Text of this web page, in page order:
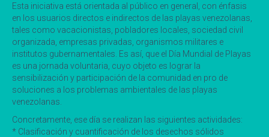
Esta iniciativa está orientada al público en general, con énfasis
en los usuarios directos e indirectos de las playas venezolanas,
tales como vacacionistas, pobladores locales, sociedad civil
organizada, empresas privadas, organismos militares e
institutos gubernamentales. Es así, que el Día Mundial de Playas
es una jornada voluntaria, cuyo objeto es lograr la
sensibilización y participación de la comunidad en pro de
soluciones a los problemas ambientales de las playas
venezolanas.
Concretamente, ese día se realizan las siguientes actividades:
* Clasificación y cuantificación de los desechos sólidos